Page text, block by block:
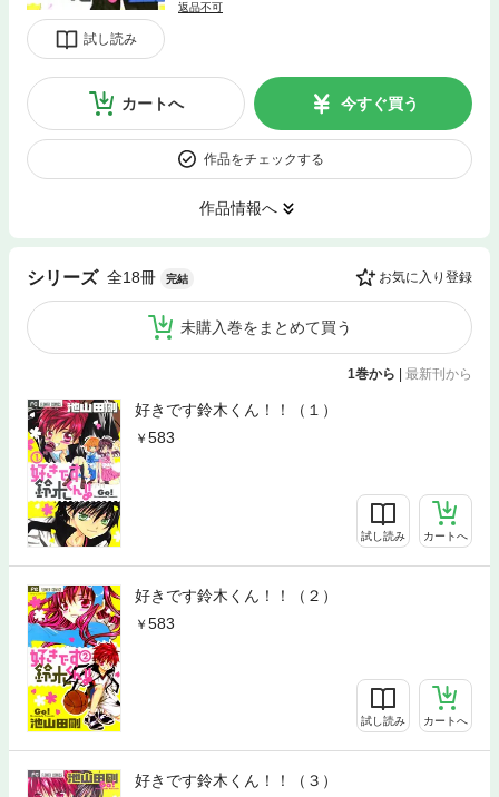
試し読み
返品不可
カートへ 今すぐ買う
作品をチェックする
作品情報へ
シリーズ 全18冊 完結 お気に入り登録
未購入巻をまとめて買う
1巻から 最新刊から
好きです鈴木くん！！（１）
583
試し読み カートへ
好きです鈴木くん！！（２）
583
試し読み カートへ
好きです鈴木くん！！（３）